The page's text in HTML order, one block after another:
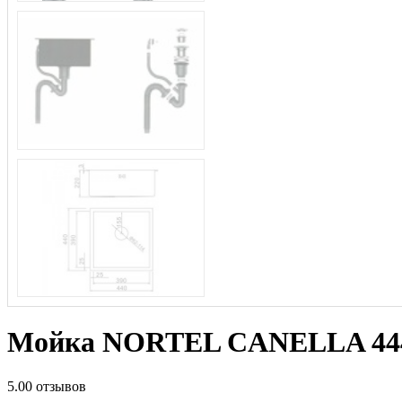
Мойка NORTEL CANELLA
5.00 отзывов